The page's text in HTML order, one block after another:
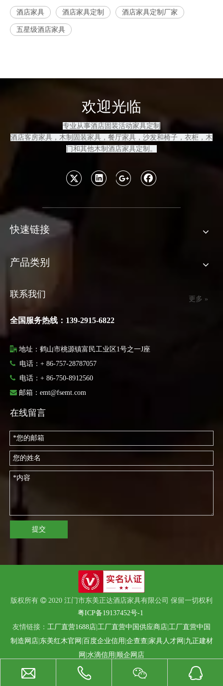
酒店家具 酒店家具定制 酒店家具定制厂家
五星级酒店家具
欢迎光临
专业从事酒店固装活动家具定制
酒店客房家具，木制固装家具 ，餐厅家具，沙发和椅子，衣柜，木
门和其他木制酒店家具定制 。
快速链接
产品类别
联系我们 更多 »
全国服务热线：139-2915-6822
 地址：鹤山市桃源镇富民工业区1号之一J座
 电话：+ 86-757-28787057
 电话： + 86-750-8912560
 邮箱： emt@fsemt.com
在线留言
提交
版权所有  2020 江门市东美正达酒店家具有限公司 保留一切权利
粤ICP备19137452号-1
友情链接： 工厂直营1688店 工厂直营中国供应商店 工厂直营中国
制造网店| 东美红木官网 百度企业信用 企查查 家具人才网 九正建材
网 水滴信用 顺企网店